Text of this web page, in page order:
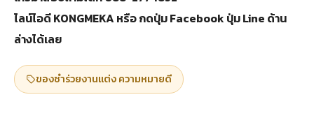
ไลน์ไอดี KONGMEKA หรือ กดปุ่ม Facebook ปุ่ม Line ด้าน
ล่างได้เลย
ของชำร่วยงานแต่ง ความหมายดี